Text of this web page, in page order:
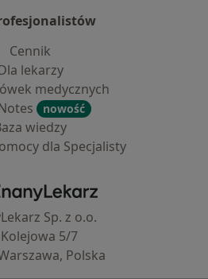
Cennik
lekarzy
medycznych
nowość
wiedzy
dla Specjalisty
ZnanyLekarz - Strona główna
Sp. z o.o.
5/7
Polska